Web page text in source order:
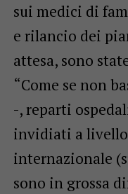
sui medici di
e rilancio dei
attesa, sono
“Come se non
-, reparti
invidiati a
internazionale
sono in grossa